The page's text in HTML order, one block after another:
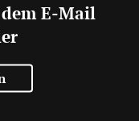
E-Mail